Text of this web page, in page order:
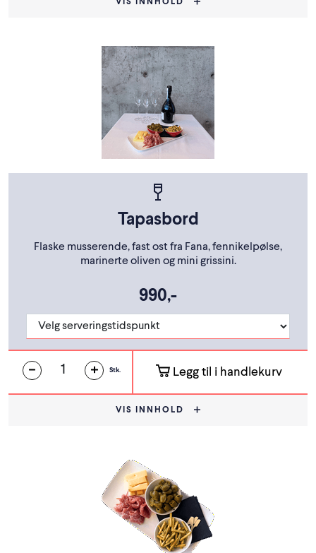
VIS INNHOLD
Tapasbord
Flaske musserende, fast ost fra Fana, fennikelpølse,
marinerte oliven og mini grissini.
990,-
Stk. Legg til i handlekurv
VIS INNHOLD